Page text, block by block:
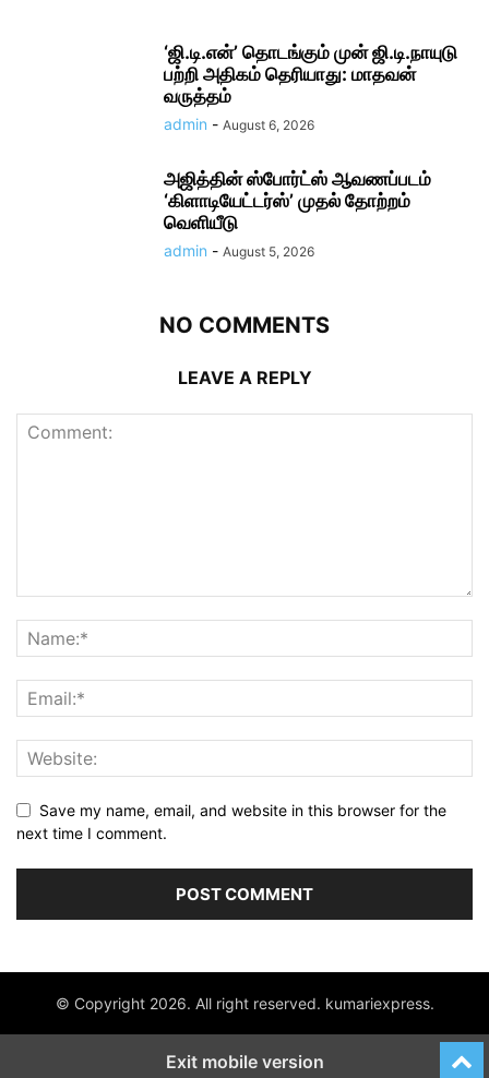
‘ஜி.டி.என்’ தொடங்கும் முன் ஜி.டி.நாயுடு
பற்றி அதிகம் தெரியாது: மாதவன்
வருத்தம்
admin - August 6, 2026
அஜித்தின் ஸ்போர்ட்ஸ் ஆவணப்படம்
‘கிளாடியேட்டர்ஸ்’ முதல் தோற்றம்
வெளியீடு
admin - August 5, 2026
NO COMMENTS
LEAVE A REPLY
Save my name, email, and website in this browser for the
next time I comment.
© Copyright 2026. All right reserved. kumariexpress.
Exit mobile version